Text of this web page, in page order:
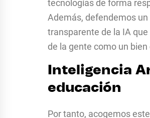
tecnologías de forma
Además, defendemos un
transparente de la IA
de la gente como un bien
Inteligencia
educación
Por tanto, acogemos